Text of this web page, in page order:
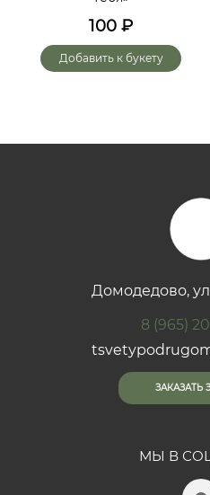
100 ₽
Добавить к букету
Домодедово,
8 (965)
ЗАКАЗАТЬ
МЫ В